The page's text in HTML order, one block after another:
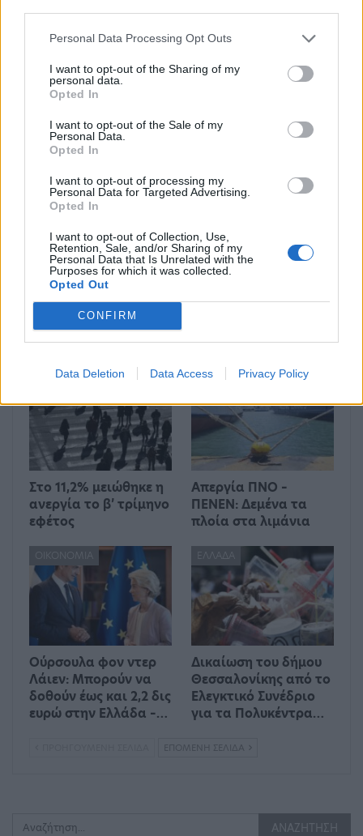
Personal Data Processing Opt Outs
I want to opt-out of the Sharing of my
personal data.
Opted In
I want to opt-out of the Sale of my
Personal Data.
Opted In
I want to opt-out of processing my
Personal Data for Targeted Advertising.
Opted In
I want to opt-out of Collection, Use,
Retention, Sale, and/or Sharing of my
Personal Data that Is Unrelated with the
Purposes for which it was collected.
Opted Out
CONFIRM
Data Deletion Data Access Privacy Policy
αντιδημοκρατική και υποβαθμίζει τον ΟΤΕ και
την χώρα μας.
Υπόθεση βιασμού
οδηγού ταξί: Μέχρι και
παρουσιάστηκαν στη
Μητσοτάκης: Μέσα
του ΔΝΤ στην Αθήνα
Μπορεί επίσης να σε ενδιαφέρει
ΕΛΛΆΔΑ
Στο 11,2% μειώθηκε η
ανεργία το β’ τρίμηνο
εφέτος
ΕΛΛΆΔΑ
Απεργία ΠΝΟ –
ΠΕΝΕΝ: Δεμένα τα
πλοία στα λιμάνια
ΟΙΚΟΝΟΜΊΑ
Ούρσουλα φον ντερ
Λάιεν: Μπορούν να
δοθούν έως και 2,2 δις
ευρώ στην Ελλάδα –…
ΕΛΛΆΔΑ
Δικαίωση του δήμου
Θεσσαλονίκης από το
Ελεγκτικό Συνέδριο
για τα Πολυκέντρα…
ΕΠΌΜΕΝΗ ΣΕΛΊΔΑ